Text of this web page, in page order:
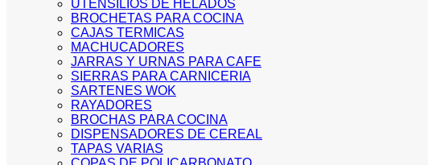
UTENSILIOS DE HELADOS
BROCHETAS PARA COCINA
CAJAS TERMICAS
MACHUCADORES
JARRAS Y URNAS PARA CAFE
SIERRAS PARA CARNICERIA
SARTENES WOK
RAYADORES
BROCHAS PARA COCINA
DISPENSADORES DE CEREAL
TAPAS VARIAS